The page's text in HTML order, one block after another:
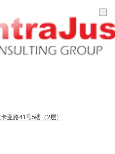
亚路41号5楼（2层）